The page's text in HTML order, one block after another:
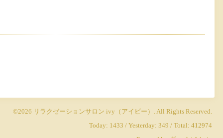
©2026 リラクゼーションサロン ivy（アイビー）
. All Rights Reserved.
Today: 1433 / Yesterday: 349 / Total: 412974